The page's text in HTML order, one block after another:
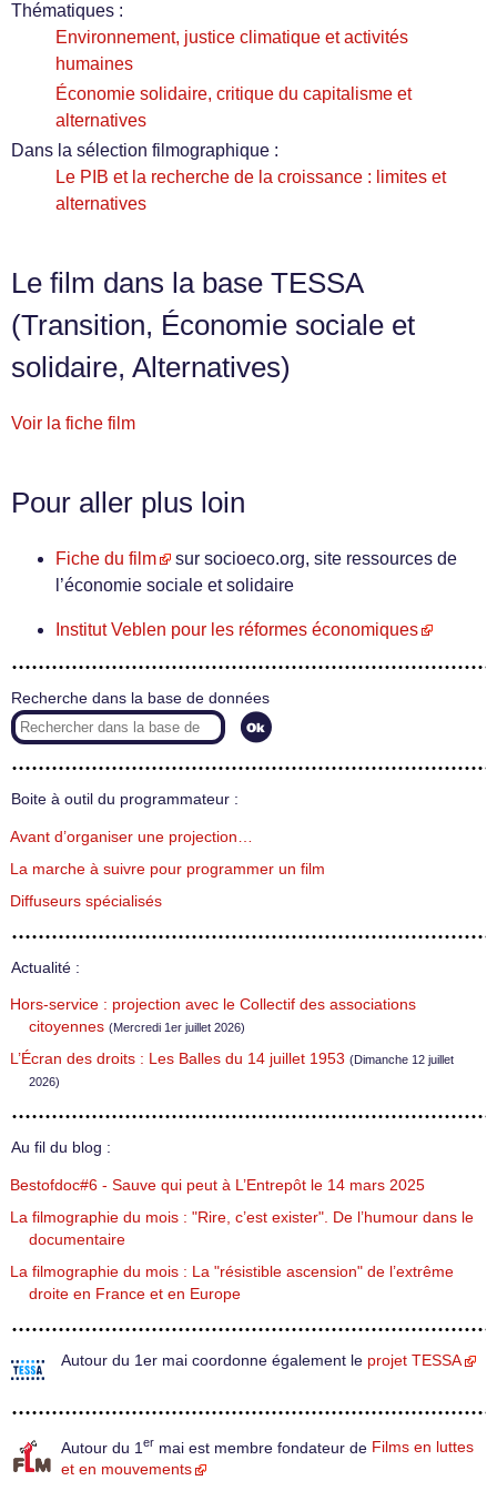
Thématiques :
Environnement, justice climatique et activités
humaines
Économie solidaire, critique du capitalisme et
alternatives
Dans la sélection filmographique :
Le PIB et la recherche de la croissance : limites et
alternatives
Le film dans la base TESSA
(Transition, Économie sociale et
solidaire, Alternatives)
Voir la fiche film
Pour aller plus loin
Fiche du film
sur socioeco.org, site ressources de
l’économie sociale et solidaire
Institut Veblen pour les réformes économiques
Recherche dans la base de données
Boite à outil du programmateur :
Avant d’organiser une projection…
La marche à suivre pour programmer un film
Diffuseurs spécialisés
Actualité :
Hors-service : projection avec le Collectif des associations
citoyennes (Mercredi 1er juillet 2026)
L’Écran des droits : Les Balles du 14 juillet 1953 (Dimanche 12 juillet
2026)
Au fil du blog :
Bestofdoc#6 - Sauve qui peut à L’Entrepôt le 14 mars 2025
La filmographie du mois : "Rire, c’est exister". De l’humour dans le
documentaire
La filmographie du mois : La "résistible ascension" de l’extrême
droite en France et en Europe
Autour du 1er mai coordonne également le projet TESSA
Autour du 1 er mai est membre fondateur de Films en luttes
et en mouvements